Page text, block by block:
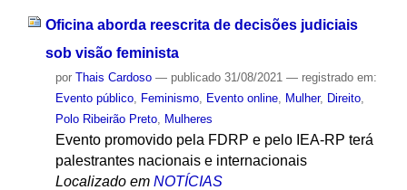
Oficina aborda reescrita de decisões judiciais
sob visão feminista
por Thais Cardoso — publicado31/08/2021 — registrado em:
Evento público, Feminismo, Evento online, Mulher, Direito,
Polo Ribeirão Preto, Mulheres
Evento promovido pela FDRP e pelo IEA-RP terá
palestrantes nacionais e internacionais
Localizado em NOTÍCIAS